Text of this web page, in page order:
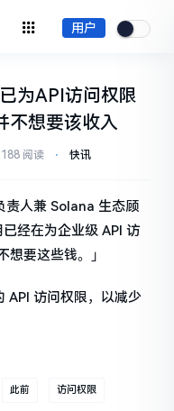
用户
为API访问权限
不想要该收入
188 阅读 ⋅ 快讯
责人兼 Solana 生态顾
经在为企业级 API 访
想要这些钱。」
API 访问权限，以减少
此前 访问权限